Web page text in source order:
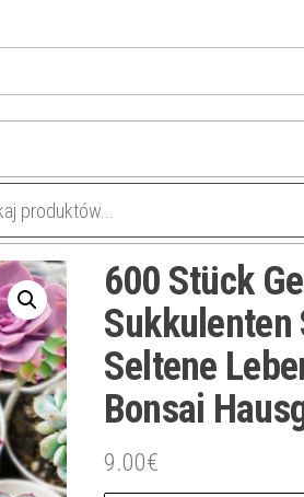
600 Stück
Sukkulenten
Seltene
Bonsai
9.00€